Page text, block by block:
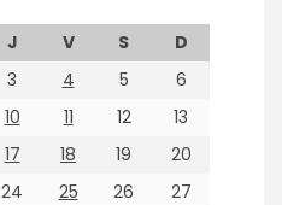
J V S
D
3 4 5
6
10 11 12
13
17 18 19
20
24 25 26
27